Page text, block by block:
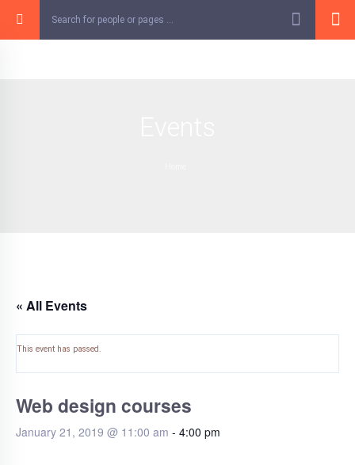
« All Events
This event has passed.
Web design courses
January 21, 2019 @ 11:00 am - 4:00 pm